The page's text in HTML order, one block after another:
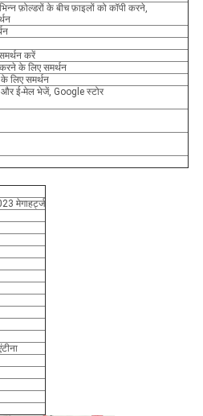
फ़ोल्डरों के बीच फ़ाइलों को कॉपी करने,
करें
करने के लिए समर्थन
के लिए समर्थन
ई-मेल भेजें, Google स्टोर
मेगाहर्ट्ज